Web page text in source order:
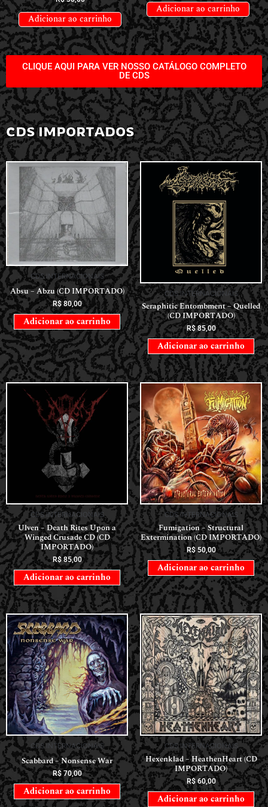
Adicionar ao carrinho
Adicionar ao carrinho
CLIQUE AQUI PARA VER NOSSO CATÁLOGO COMPLETO
DE CDS
CDS IMPORTADOS
CDS INTERNACIONAIS
Absu – Abzu (CD IMPORTADO)
R$80,00
Adicionar ao carrinho
CDS INTERNACIONAIS
Seraphitic Entombment – Quelled
(CD IMPORTADO)
R$85,00
Adicionar ao carrinho
CDS INTERNACIONAIS
Ulven – Death Rites Upon a
Winged Crusade CD (CD
IMPORTADO)
R$85,00
Adicionar ao carrinho
CDS INTERNACIONAIS
Fumigation – Structural
Extermination (CD IMPORTADO)
R$50,00
Adicionar ao carrinho
CDS INTERNACIONAIS
Scabbard – Nonsense War
R$70,00
Adicionar ao carrinho
CDS INTERNACIONAIS
Hexenklad – HeathenHeart (CD
IMPORTADO)
R$60,00
Adicionar ao carrinho